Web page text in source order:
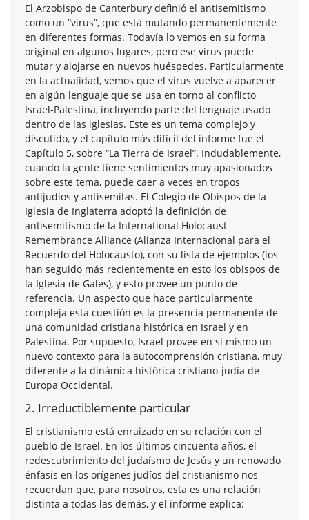
El Arzobispo de Canterbury definió el antisemitismo
como un “virus”, que está mutando permanentemente
en diferentes formas. Todavía lo vemos en su forma
original en algunos lugares, pero ese virus puede
mutar y alojarse en nuevos huéspedes. Particularmente
en la actualidad, vemos que el virus vuelve a aparecer
en algún lenguaje que se usa en torno al conflicto
Israel-Palestina, incluyendo parte del lenguaje usado
dentro de las iglesias. Este es un tema complejo y
discutido, y el capítulo más difícil del informe fue el
Capítulo 5, sobre “La Tierra de Israel”. Indudablemente,
cuando la gente tiene sentimientos muy apasionados
sobre este tema, puede caer a veces en tropos
antijudíos y antisemitas. El Colegio de Obispos de la
Iglesia de Inglaterra adoptó la definición de
antisemitismo de la International Holocaust
Remembrance Alliance (Alianza Internacional para el
Recuerdo del Holocausto), con su lista de ejemplos (los
han seguido más recientemente en esto los obispos de
la Iglesia de Gales), y esto provee un punto de
referencia. Un aspecto que hace particularmente
compleja esta cuestión es la presencia permanente de
una comunidad cristiana histórica en Israel y en
Palestina. Por supuesto, Israel provee en sí mismo un
nuevo contexto para la autocomprensión cristiana, muy
diferente a la dinámica histórica cristiano-judía de
Europa Occidental.
2. Irreductiblemente particular
El cristianismo está enraizado en su relación con el
pueblo de Israel. En los últimos cincuenta años, el
redescubrimiento del judaísmo de Jesús y un renovado
énfasis en los orígenes judíos del cristianismo nos
recuerdan que, para nosotros, esta es una relación
distinta a todas las demás, y el informe explica: